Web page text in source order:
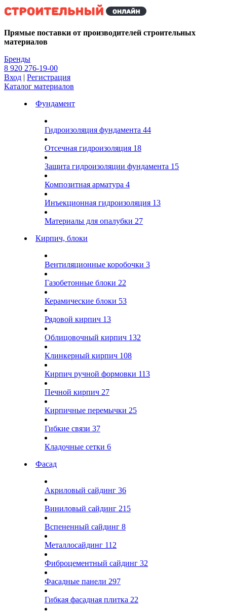
Kg
Прямые поставки от производителей строительных
материалов
Бренды
8 920 276-19-00
Вход | Регистрация
Каталог материалов
Фундамент
Гидроизоляция фундамента 44
Отсечная гидроизоляция 18
Защита гидроизоляции фундамента 15
Композитная арматура 4
Инъекционная гидроизоляция 13
Материалы для опалубки 27
Кирпич, блоки
Вентиляционные коробочки 3
Газобетонные блоки 22
Керамические блоки 53
Рядовой кирпич 13
Облицовочный кирпич 132
Клинкерный кирпич 108
Кирпич ручной формовки 113
Печной кирпич 27
Кирпичные перемычки 25
Гибкие связи 37
Кладочные сетки 6
Фасад
Акриловый сайдинг 36
Виниловый сайдинг 215
Вспененный сайдинг 8
Металлосайдинг 112
Фиброцементный сайдинг 32
Фасадные панели 297
Гибкая фасадная плитка 22